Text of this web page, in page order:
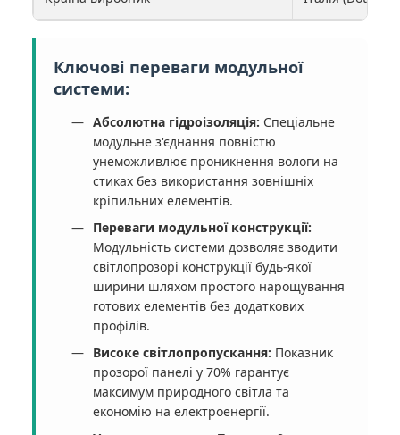
Ключові переваги модульної
системи:
Абсолютна гідроізоляція: Спеціальне
модульне з'єднання повністю
унеможливлює проникнення вологи на
стиках без використання зовнішніх
кріпильних елементів.
Переваги модульної конструкції:
Модульність системи дозволяє зводити
світлопрозорі конструкції будь-якої
ширини шляхом простого нарощування
готових елементів без додаткових
профілів.
Високе світлопропускання: Показник
прозорої панелі у 70% гарантує
максимум природного світла та
економію на електроенергії.